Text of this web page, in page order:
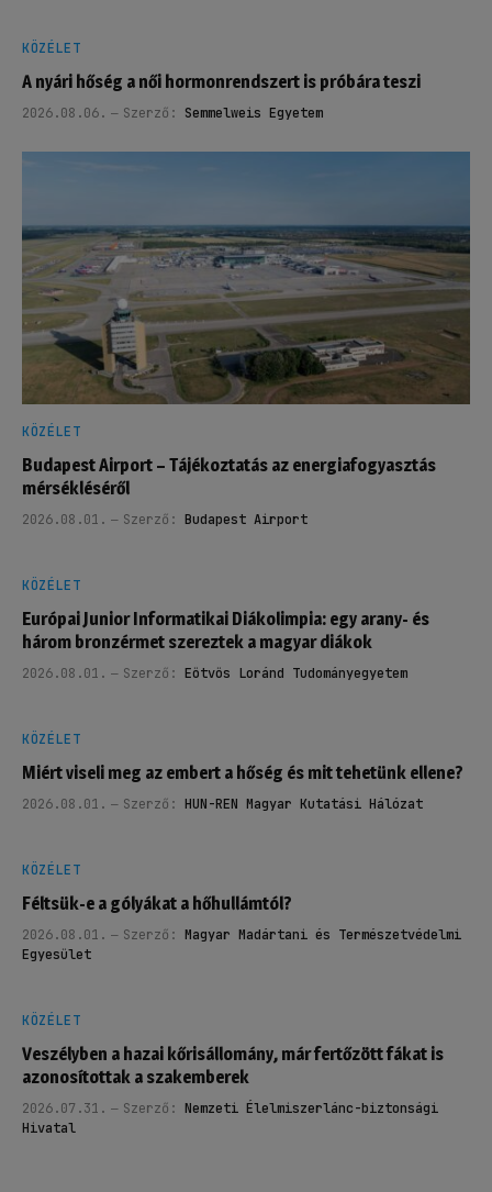
KÖZÉLET
A nyári hőség a női hormonrendszert is próbára teszi
2026.08.06. Szerző: Semmelweis Egyetem
KÖZÉLET
Budapest Airport – Tájékoztatás az energiafogyasztás
mérsékléséről
2026.08.01. Szerző: Budapest Airport
KÖZÉLET
Európai Junior Informatikai Diákolimpia: egy arany- és
három bronzérmet szereztek a magyar diákok
2026.08.01. Szerző: Eötvös Loránd Tudományegyetem
KÖZÉLET
Miért viseli meg az embert a hőség és mit tehetünk ellene?
2026.08.01. Szerző: HUN-REN Magyar Kutatási Hálózat
KÖZÉLET
Féltsük-e a gólyákat a hőhullámtól?
2026.08.01. Szerző: Magyar Madártani és Természetvédelmi
Egyesület
KÖZÉLET
Veszélyben a hazai kőrisállomány, már fertőzött fákat is
azonosítottak a szakemberek
2026.07.31. Szerző: Nemzeti Élelmiszerlánc-biztonsági
Hivatal